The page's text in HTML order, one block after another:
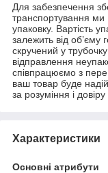
Для забезпечення
транспортування ми
упаковку. Вартість
залежить від об’єму
скручений у
відправлення
співпрацюємо з
ваш товар буде
за розуміння і
Характеристики
Основні атрибути